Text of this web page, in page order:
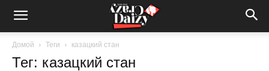
Crazy-
Домой Теги казацкий стан
Тег: казацкий стан